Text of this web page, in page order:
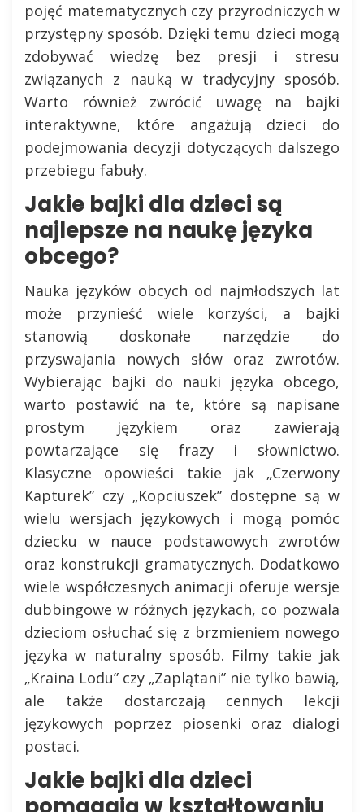
pojęć matematycznych czy przyrodniczych w
przystępny sposób. Dzięki temu dzieci mogą
zdobywać wiedzę bez presji i stresu
związanych z nauką w tradycyjny sposób.
Warto również zwrócić uwagę na bajki
interaktywne, które angażują dzieci do
podejmowania decyzji dotyczących dalszego
przebiegu fabuły.
Jakie bajki dla dzieci są
najlepsze na naukę języka
obcego?
Nauka języków obcych od najmłodszych lat
może przynieść wiele korzyści, a bajki
stanowią doskonałe narzędzie do
przyswajania nowych słów oraz zwrotów.
Wybierając bajki do nauki języka obcego,
warto postawić na te, które są napisane
prostym językiem oraz zawierają
powtarzające się frazy i słownictwo.
Klasyczne opowieści takie jak „Czerwony
Kapturek” czy „Kopciuszek” dostępne są w
wielu wersjach językowych i mogą pomóc
dziecku w nauce podstawowych zwrotów
oraz konstrukcji gramatycznych. Dodatkowo
wiele współczesnych animacji oferuje wersje
dubbingowe w różnych językach, co pozwala
dzieciom osłuchać się z brzmieniem nowego
języka w naturalny sposób. Filmy takie jak
„Kraina Lodu” czy „Zaplątani” nie tylko bawią,
ale także dostarczają cennych lekcji
językowych poprzez piosenki oraz dialogi
postaci.
Jakie bajki dla dzieci